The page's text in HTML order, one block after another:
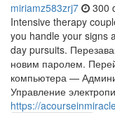
miriamz583zrj7 300
Intensive therapy
you handle your signs
day pursuits.
новим паролем.
компьютера —
Управление
https://